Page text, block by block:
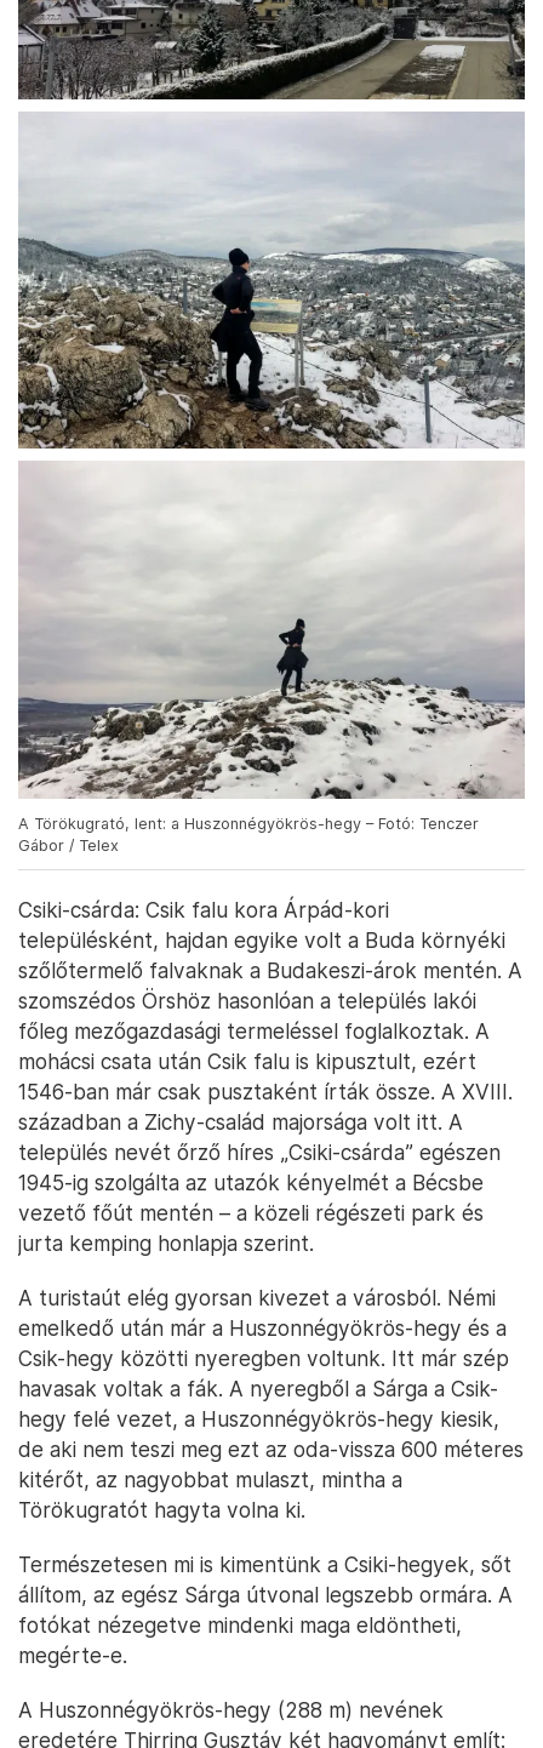
A Törökugrató, lent: a Huszonnégyökrös-hegy – Fotó: Tenczer
Gábor / Telex
Csiki-csárda: Csik falu kora Árpád-kori
településként, hajdan egyike volt a Buda környéki
szőlőtermelő falvaknak a Budakeszi-árok mentén. A
szomszédos Örshöz hasonlóan a település lakói
főleg mezőgazdasági termeléssel foglalkoztak. A
mohácsi csata után Csik falu is kipusztult, ezért
1546-ban már csak pusztaként írták össze. A XVIII.
században a Zichy-család majorsága volt itt. A
település nevét őrző híres „Csiki-csárda” egészen
1945-ig szolgálta az utazók kényelmét a Bécsbe
vezető főút mentén – a közeli régészeti park és
jurta kemping honlapja szerint.
A turistaút elég gyorsan kivezet a városból. Némi
emelkedő után már a Huszonnégyökrös-hegy és a
Csik-hegy közötti nyeregben voltunk. Itt már szép
havasak voltak a fák. A nyeregből a Sárga a Csik-
hegy felé vezet, a Huszonnégyökrös-hegy kiesik,
de aki nem teszi meg ezt az oda-vissza 600 méteres
kitérőt, az nagyobbat mulaszt, mintha a
Törökugratót hagyta volna ki.
Természetesen mi is kimentünk a Csiki-hegyek, sőt
állítom, az egész Sárga útvonal legszebb ormára. A
fotókat nézegetve mindenki maga eldöntheti,
megérte-e.
A Huszonnégyökrös-hegy (288 m) nevének
eredetére Thirring Gusztáv két hagyományt említ: